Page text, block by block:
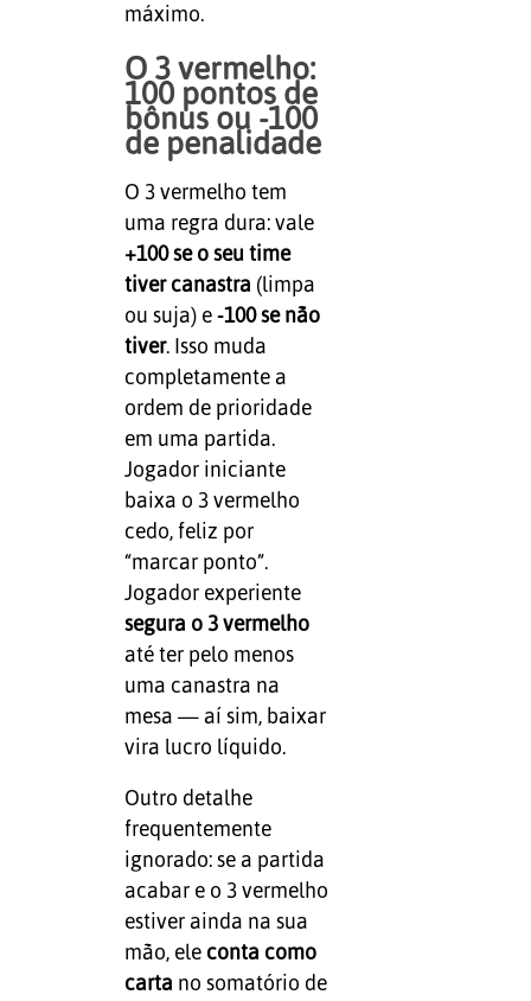
máximo.
O 3 vermelho:
100 pontos de
bônus ou -100
de penalidade
O 3 vermelho tem
uma regra dura: vale
+100 se o seu time
tiver canastra (limpa
ou suja) e -100 se não
tiver. Isso muda
completamente a
ordem de prioridade
em uma partida.
Jogador iniciante
baixa o 3 vermelho
cedo, feliz por
“marcar ponto”.
Jogador experiente
segura o 3 vermelho
até ter pelo menos
uma canastra na
mesa — aí sim, baixar
vira lucro líquido.
Outro detalhe
frequentemente
ignorado: se a partida
acabar e o 3 vermelho
estiver ainda na sua
mão, ele conta como
carta no somatório de